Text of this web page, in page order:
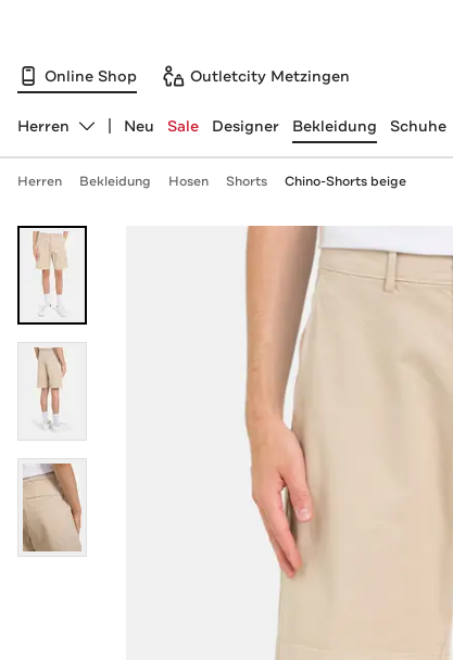
Online Shop Outletcity Metzingen
Abteilung ändern, ausgewählt:
Herren Neu Sale Designer Bekleidung Schuhe
Herren Bekleidung Hosen Shorts Chino-Shorts beige